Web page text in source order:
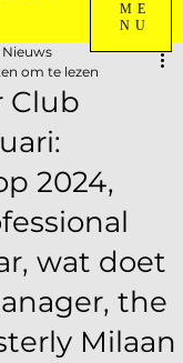
ME
NU
Club
2024,
wat doet
the
Milaan
om te lezen